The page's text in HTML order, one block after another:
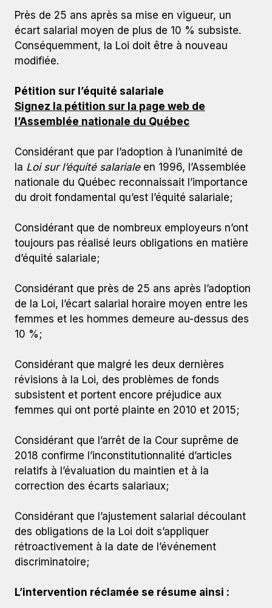
Près de 25 ans après sa mise en vigueur, un
écart salarial moyen de plus de 10 % subsiste.
Conséquemment, la Loi doit être à nouveau
modifiée.
Pétition sur l’équité salariale
Signez la pétition sur la page web de
l’Assemblée nationale du Québec
Considérant que par l’adoption à l’unanimité de
la Loi sur l’équité salarialeen 1996, l’Assemblée
nationale du Québec reconnaissait l’importance
du droit fondamental qu’est l’équité salariale;
Considérant que de nombreux employeurs n’ont
toujours pas réalisé leurs obligations en matière
d’équité salariale;
Considérant que près de 25 ans après l’adoption
de la Loi, l’écart salarial horaire moyen entre les
femmes et les hommes demeure au-dessus des
10 %;
Considérant que malgré les deux dernières
révisions à la Loi, des problèmes de fonds
subsistent et portent encore préjudice aux
femmes qui ont porté plainte en 2010 et 2015;
Considérant que l’arrêt de la Cour suprême de
2018 confirme l’inconstitutionnalité d’articles
relatifs à l’évaluation du maintien et à la
correction des écarts salariaux;
Considérant que l’ajustement salarial découlant
des obligations de la Loi doit s’appliquer
rétroactivement à la date de l’événement
discriminatoire;
L’intervention réclamée se résume ainsi :